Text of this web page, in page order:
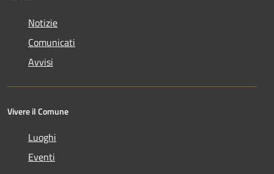
Notizie
Comunicati
Avvisi
Vivere il Comune
Luoghi
Eventi